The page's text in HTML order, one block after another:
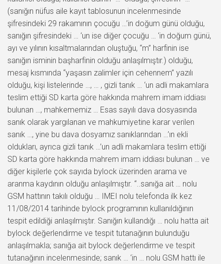
(sanığın nüfus aile kayıt tablosunun incelenmesinde
şifresindeki 29 rakamının çocuğu …’in doğum günü olduğu,
sanığın şifresindeki … ‘un ise diğer çocuğu … ‘in doğum günü,
ayı ve yılının kısaltmalarından oluştuğu, “m” harfinin ise
sanığın isminin başharfinin olduğu anlaşılmıştır.) olduğu,
mesaj kısmında “yaşasın zalimler için cehennem” yazılı
olduğu, kişi listelerinde …, … , gizli tanık … ‘un adli makamlara
teslim ettiği SD karta göre hakkında mahrem imam iddiası
bulunan …, mahkememiz … Esas sayılı dava dosyasında
sanık olarak yargılanan ve mahkumiyetine karar verilen
sanık …, yine bu dava dosyamız sanıklarından …’ın ekli
oldukları, ayrıca gizli tanık …’un adli makamlara teslim ettiği
SD karta göre hakkında mahrem imam iddiası bulunan … ve
diğer kişilerle çok sayıda bylock üzerinden arama ve
aranma kaydının olduğu anlaşılmıştır. “..sanığa ait … nolu
GSM hattının takılı olduğu … IMEI nolu telefonda ilk kez
11/08/2014 tarihinde bylock programının kullanıldığının
tespit edildiği anlaşılmıştır. Sanığın kullandığı … nolu hatta ait
bylock değerlendirme ve tespit tutanağının bulunduğu
anlaşılmakla; sanığa ait bylock değerlendirme ve tespit
tutanağının incelenmesinde; sanık … ‘in … nolu GSM hattı ile